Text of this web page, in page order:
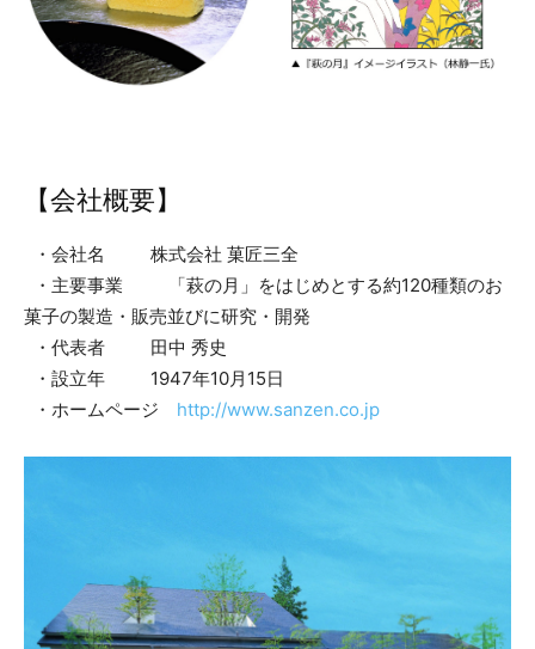
【会社概要】
・会社名 株式会社 菓匠三全
・主要事業 「萩の月」をはじめとする約120種類のお
菓子の製造・販売並びに研究・開発
・代表者 田中 秀史
・設立年 1947年10月15日
・ホームページ http://www.sanzen.co.jp